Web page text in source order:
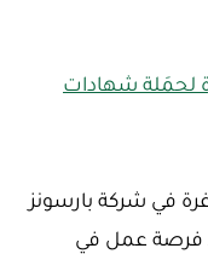
لحمَلة شهادات
في شركة بارسونز
فرصة عمل في